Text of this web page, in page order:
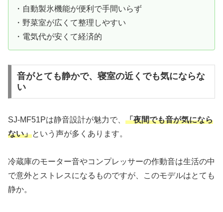
・自動製氷機能が便利で手間いらず
・野菜室が広くて整理しやすい
・電気代が安くて経済的
音がとても静かで、寝室の近くでも気にならな
い
SJ-MF51Pは静音設計が魅力で、 「夜間でも音が気になら
ない」という声が多くあります。
冷蔵庫のモーター音やコンプレッサーの作動音は生活の中
で意外とストレスになるものですが、このモデルはとても
静か。